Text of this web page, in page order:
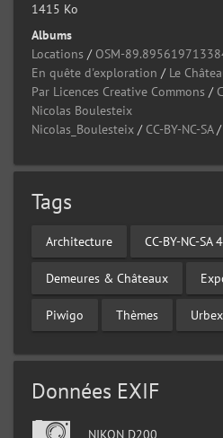
1415 Ko
Albums
Locations / OSM-
En quête d'exploration / Le
Par Licences Creative Commons /
Nicolas Boulesteix
Nicolas_Boulesteix / CC-BY-NC-SA/
Tags
Architecture CC-BY-NC-SA
Demeures & Châteaux
Piwigo Thèmes Urbex
Données EXIF
NIKON D200